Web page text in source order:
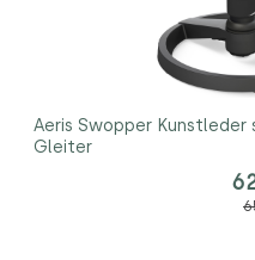
Aeris Swopper Kunstleder
Gleiter